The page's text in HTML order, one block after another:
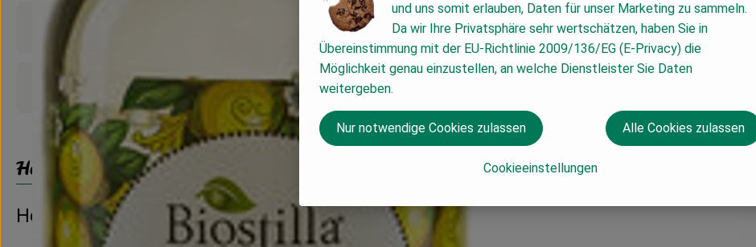
Produktinformationen
Produktdatenblatt
Herkunft
Hersteller: Dschinn
und uns somit erlauben, Daten für unser Marketing zu sammeln.
Da wir Ihre Privatsphäre sehr wertschätzen, haben Sie in
Übereinstimmung mit der EU-Richtlinie 2009/136/EG (E-Privacy) die
Möglichkeit genau einzustellen, an welche Dienstleister Sie Daten
weitergeben.
Cookieeinstellungen
Nur notwendige Cookies zulassen Alle Cookies zulassen